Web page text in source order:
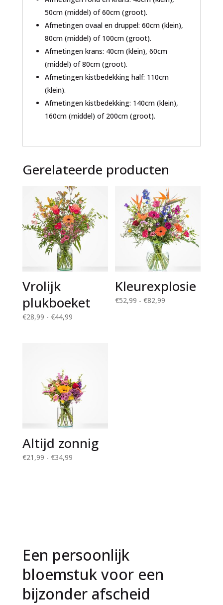
50cm (middel) of 60cm (groot).
Afmetingen ovaal en druppel: 60cm (klein),
80cm (middel) of 100cm (groot).
Afmetingen krans: 40cm (klein), 60cm
(middel) of 80cm (groot).
Afmetingen kistbedekking half: 110cm
(klein).
Afmetingen kistbedekking: 140cm (klein),
160cm (middel) of 200cm (groot).
Gerelateerde producten
Vrolijk
plukboeket
€28,99 - €44,99Prijsklasse:
Kleurexplosie
€52,99 - €82,99
Altijd zonnig
€21,99 - €34,99Prijsklasse:
Een persoonlijk
bloemstuk voor een
bijzonder afscheid